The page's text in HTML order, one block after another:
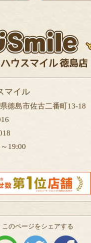
マイル
徳島市佐古二番町13-18
19:00
このページをシェアする